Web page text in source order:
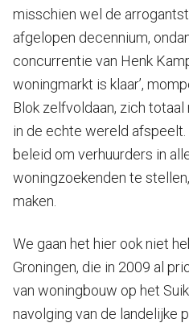
misschien wel de
afgelopen decennium,
concurrentie van Henk
woningmarkt is klaar’,
Blok zelfvoldaan, zich
in de echte wereld
beleid om verhuurders in
woningzoekenden te
maken.
We gaan het hier ook niet
Groningen, die in 2009 al
van woningbouw op het
navolging van de landelijke